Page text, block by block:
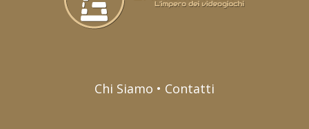
Chi Siamo • Contatti